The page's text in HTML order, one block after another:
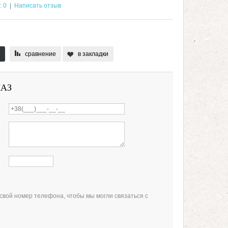
0 | Написать отзыв
сравнение в закладки
номер телефона, чтобы мы могли связаться с